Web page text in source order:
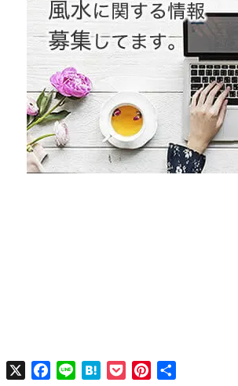
X Facebook
Line HatenaPocketPinterest